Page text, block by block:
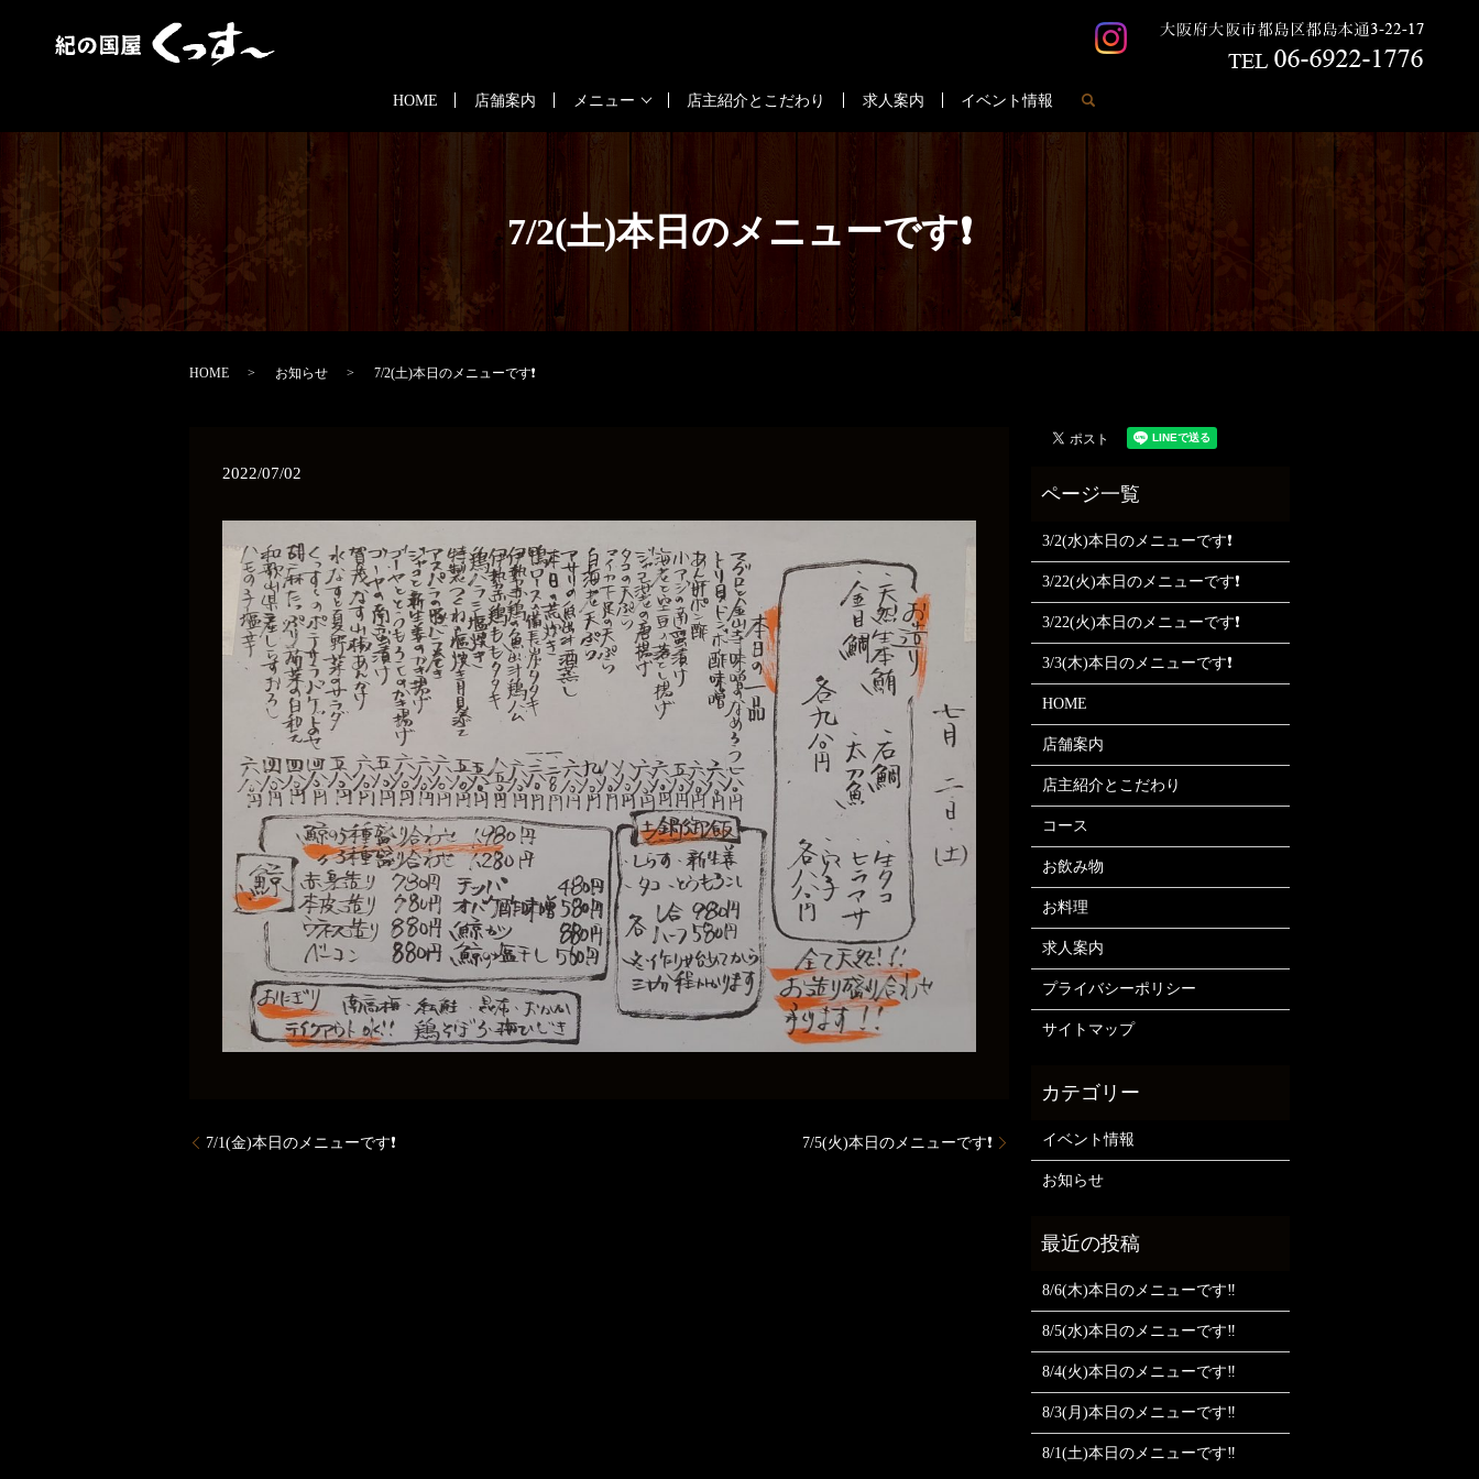
HOME 店舗案内 メニュー 店主紹介とこだわり 求人案内 イベント情報
7/2(土)本日のメニューです❗
HOME お知らせ 7/2(土)本日のメニューです❗
2022/07/02
7/1(金)本日のメニューです❗ 7/5(火)本日のメニューです❗
3/2(水)本日のメニューです❗
3/22(火)本日のメニューです❗
3/22(火)本日のメニューです❗
3/3(木)本日のメニューです❗
HOME
店舗案内
店主紹介とこだわり
コース
お飲み物
お料理
求人案内
プライバシーポリシー
サイトマップ
イベント情報
お知らせ
8/6(木)本日のメニューです‼️
8/5(水)本日のメニューです‼️
8/4(火)本日のメニューです‼️
8/3(月)本日のメニューです‼️
8/1(土)本日のメニューです‼️